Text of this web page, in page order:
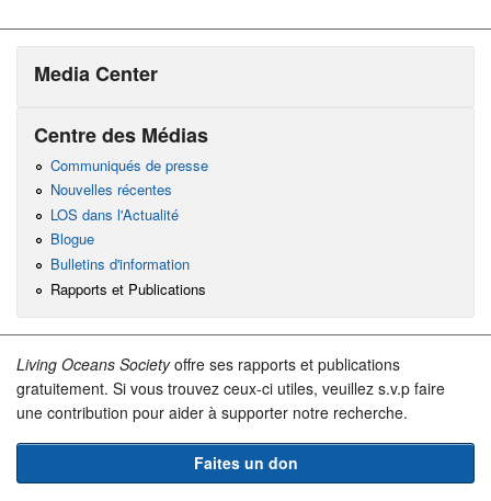
Media Center
Centre des Médias
Communiqués de presse
Nouvelles récentes
LOS dans l'Actualité
Blogue
Bulletins d'information
Rapports et Publications
Living Oceans Societyoffre ses rapports et publications
gratuitement. Si vous trouvez ceux-ci utiles, veuillez s.v.p faire
une contribution pour aider à supporter notre recherche.
Faites un don